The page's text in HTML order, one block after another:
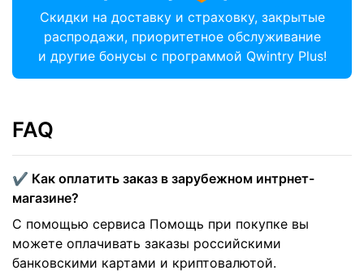
Скидки на доставку и страховку, закрытые
распродажи, приоритетное обслуживание
и другие бонусы с программой Qwintry Plus!
FAQ
✔️ Как оплатить заказ в зарубежном интрнет-
магазине?
С помощью сервиса Помощь при покупке вы
можете оплачивать заказы российскими
банковскими картами и криптовалютой.